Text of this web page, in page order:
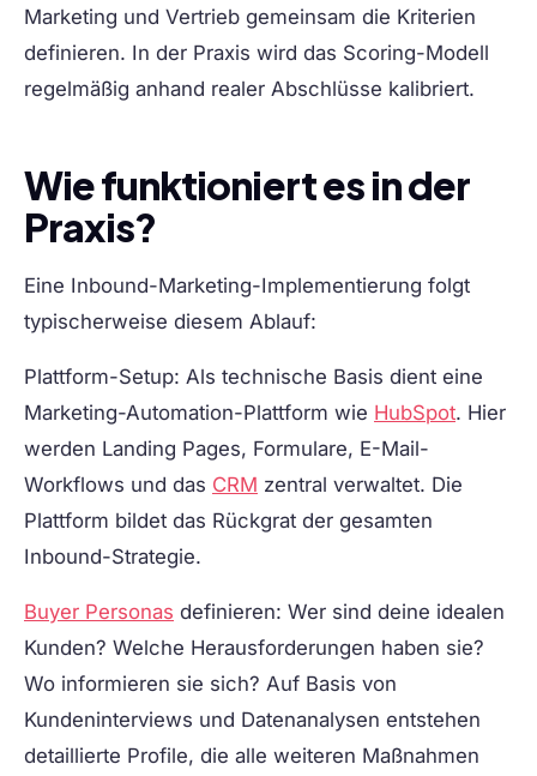
Marketing und Vertrieb gemeinsam die Kriterien
definieren. In der Praxis wird das Scoring-Modell
regelmäßig anhand realer Abschlüsse kalibriert.
Wie funktioniert es in der
Praxis?
Eine Inbound-Marketing-Implementierung folgt
typischerweise diesem Ablauf:
Plattform-Setup: Als technische Basis dient eine
Marketing-Automation-Plattform wie HubSpot. Hier
werden Landing Pages, Formulare, E-Mail-
Workflows und das CRM zentral verwaltet. Die
Plattform bildet das Rückgrat der gesamten
Inbound-Strategie.
Buyer Personas definieren: Wer sind deine idealen
Kunden? Welche Herausforderungen haben sie?
Wo informieren sie sich? Auf Basis von
Kundeninterviews und Datenanalysen entstehen
detaillierte Profile, die alle weiteren Maßnahmen